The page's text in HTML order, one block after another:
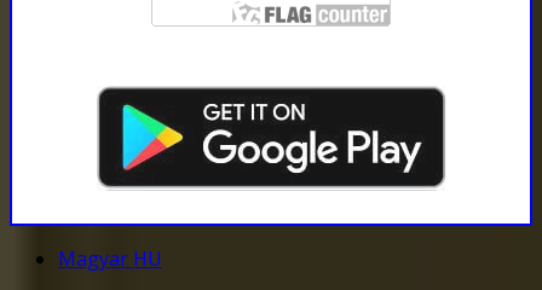
Magyar HU